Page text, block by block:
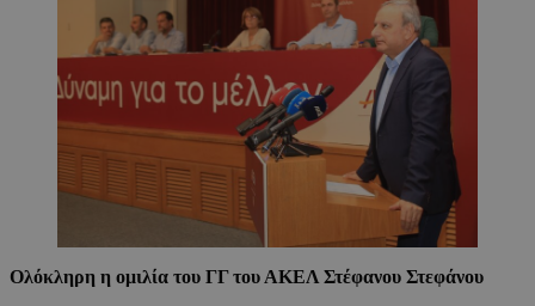
Ολόκληρη η ομιλία του ΓΓ του ΑΚΕΛ Στέφανου Στεφάνου